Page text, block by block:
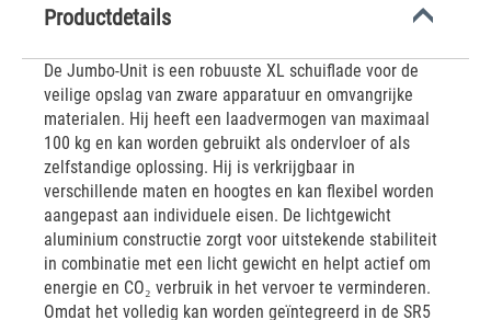
Productdetails
De Jumbo-Unit is een robuuste XL schuiflade voor de
veilige opslag van zware apparatuur en omvangrijke
materialen. Hij heeft een laadvermogen van maximaal
100 kg en kan worden gebruikt als ondervloer of als
zelfstandige oplossing. Hij is verkrijgbaar in
verschillende maten en hoogtes en kan flexibel worden
aangepast aan individuele eisen. De lichtgewicht
aluminium constructie zorgt voor uitstekende stabiliteit
in combinatie met een licht gewicht en helpt actief om
energie en CO₂ verbruik in het vervoer te verminderen.
Omdat het volledig kan worden geïntegreerd in de SR5